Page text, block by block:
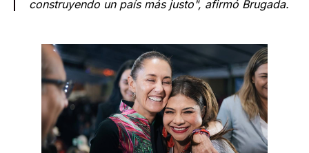
construyendo un país más justo", afirmó Brugada.